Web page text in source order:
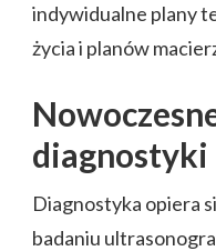
indywidualne plany
życia i planów
diagnostyki
Diagnostyka opiera
badaniu